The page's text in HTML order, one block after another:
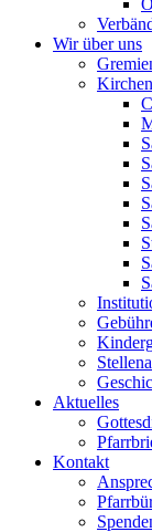
Wir über uns
Kirchen
Aktuelles
Kontakt